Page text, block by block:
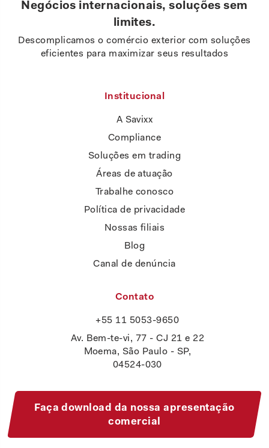
Negócios internacionais, soluções sem
limites.
Descomplicamos o comércio exterior com soluções
eficientes para maximizar seus resultados
Institucional
A Savixx
Compliance
Soluções em trading
Áreas de atuação
Trabalhe conosco
Política de privacidade
Nossas filiais
Blog
Canal de denúncia
Contato
+55 11 5053-9650
Av. Bem-te-vi, 77 - CJ 21 e 22
Moema, São Paulo - SP,
04524-030
Faça download da nossa apresentação
comercial